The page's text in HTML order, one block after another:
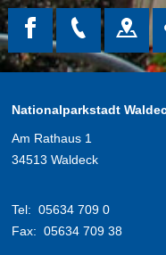
Nationalparkstadt
Am Rathaus 1
34513 Waldeck
Tel: 05634 709 0
Fax: 05634 709 38